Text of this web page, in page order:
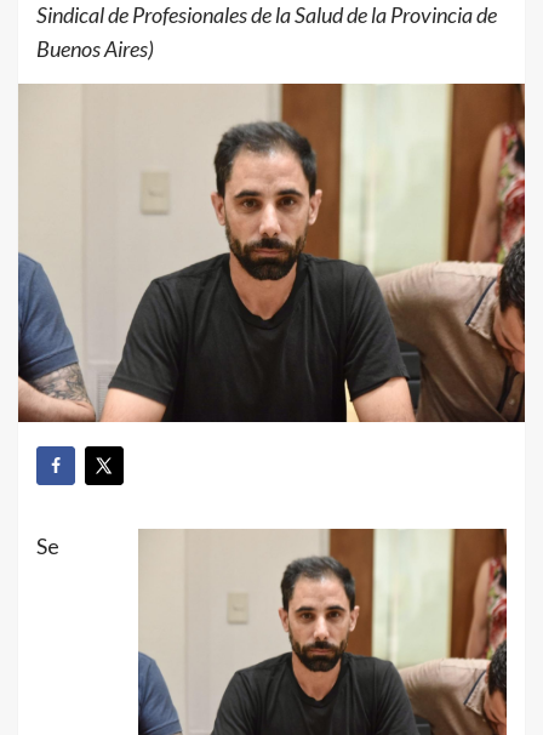
Sindical de Profesionales de la Salud de la Provincia de
Buenos Aires)
Se